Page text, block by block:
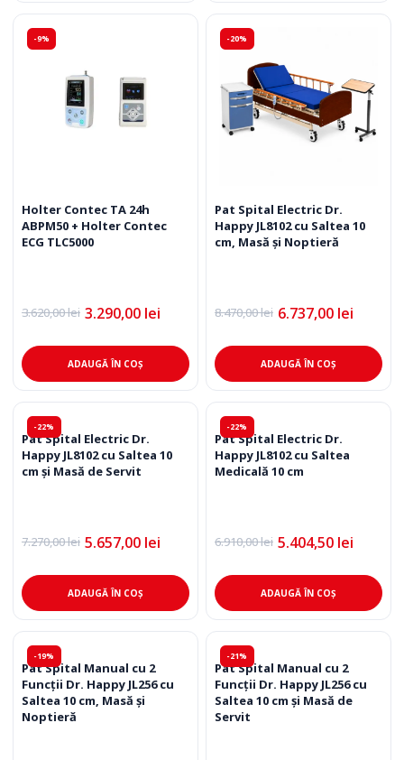
-9%
Holter Contec TA 24h
ABPM50 + Holter Contec
ECG TLC5000
3.620,00lei
Prețul
a
fost:
3.620,00 lei.
3.290,00 lei
Prețul
este:
3.290,00 lei.ADAUGĂ ÎN COȘ
-20%
Pat Spital Electric Dr.
Happy JL8102 cu Saltea 10
cm, Masă și Noptieră
8.470,00lei
Prețul
a
fost:
8.470,00 lei.
6.737,00 lei
Prețul
este:
6.737,00 lei.ADAUGĂ ÎN COȘ
-22%
Pat Spital Electric Dr.
Happy JL8102 cu Saltea 10
cm și Masă de Servit
7.270,00lei
Prețul
a
fost:
7.270,00 lei.
5.657,00 lei
Prețul
este:
5.657,00 lei.ADAUGĂ ÎN COȘ
-22%
Pat Spital Electric Dr.
Happy JL8102 cu Saltea
Medicală 10 cm
6.910,00lei
Prețul
a
fost:
6.910,00 lei.
5.404,50 lei
Prețul
este:
5.404,50 lei.ADAUGĂ ÎN COȘ
-19%
Pat Spital Manual cu 2
Funcții Dr. Happy JL256 cu
Saltea 10 cm, Masă și
Noptieră
-21%
Pat Spital Manual cu 2
Funcții Dr. Happy JL256 cu
Saltea 10 cm și Masă de
Servit